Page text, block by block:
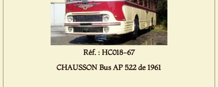
Réf. : HC018-67
CHAUSSON Bus AP 522 de 1961